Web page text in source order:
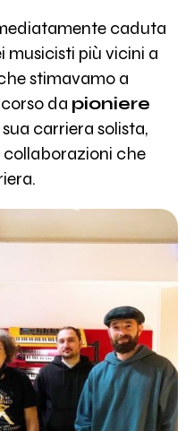
caduta
musicisti più vicini a
stimavamo a
da pioniere
carriera solista,
collaborazioni che